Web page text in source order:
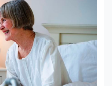
процессы
стало популярной
вернуть зубам
статье мы
отбеливания